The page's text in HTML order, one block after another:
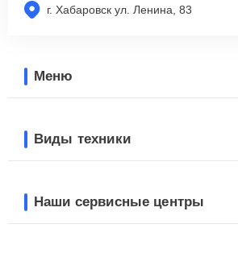
г. Хабаровск ул. Ленина, 83
Меню
Виды техники
Наши сервисные центры